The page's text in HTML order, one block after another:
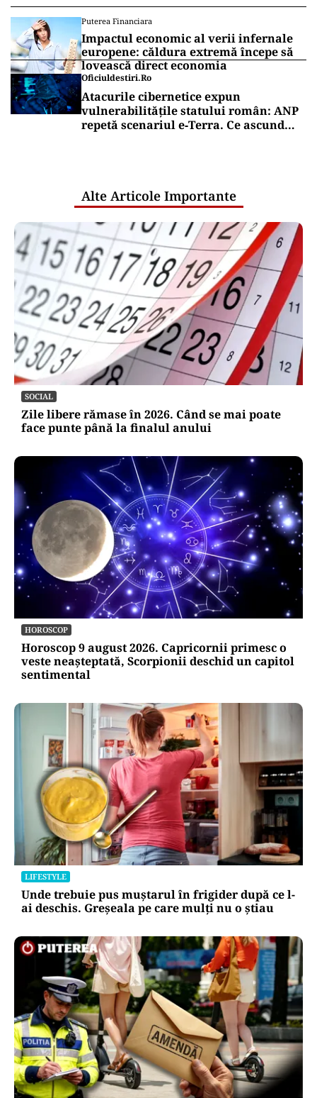
Puterea Financiara
Impactul economic al verii infernale
europene: căldura extremă începe să
lovească direct economia
Oficiuldestiri.ro
Atacurile cibernetice expun
vulnerabilitățile statului român: ANP
repetă scenariul e‑Terra. Ce ascund
Alte Articole Importante
SOCIAL
Zile libere rămase în 2026. Când se mai poate
face punte până la finalul anului
HOROSCOP
Horoscop 9 august 2026. Capricornii primesc o
veste neașteptată, Scorpionii deschid un capitol
sentimental
LIFESTYLE
Unde trebuie pus muștarul în frigider după ce l-
ai deschis. Greșeala pe care mulți nu o știau